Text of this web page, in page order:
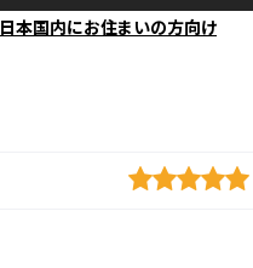
日本国内にお住まいの方向け